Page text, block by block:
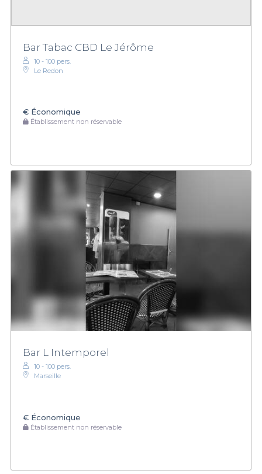
Bar Tabac CBD Le Jérôme
10 - 100 pers.
Le Redon
€ Économique
Établissement non réservable
Bar L Intemporel
10 - 100 pers.
Marseille
€ Économique
Établissement non réservable